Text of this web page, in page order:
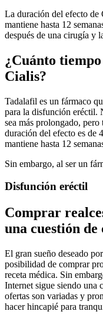
La duración del efecto de
mantiene hasta 12
después de una cirugía y
¿Cuánto
Cialis?
Tadalafil es un fármaco
para la disfunción eréctil.
sea más prolongado,
duración del efecto es de
mantiene hasta 12
Sin embargo, al ser un
Disfunción eréctil
Comprar
una cuestión de
El gran sueño deseado
posibilidad de comprar
receta médica. Sin
Internet sigue siendo una
ofertas son variadas y
hacer hincapié para